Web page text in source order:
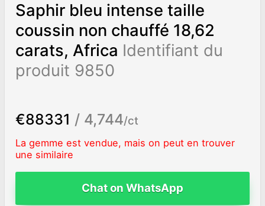
Saphir bleu intense taille
coussin non chauffé 18,62
carats, Africa Identifiant du
produit 9850
€88331 / 4,744/ct
La gemme est vendue, mais on peut en trouver
une similaire
Chat on WhatsApp